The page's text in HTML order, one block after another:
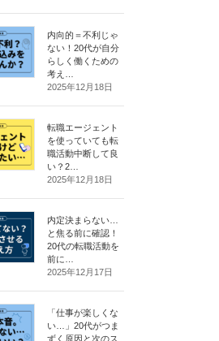
内向的＝不利じゃ
ない！20代が自分
らしく働くための
考え…
2025年12月18日
転職エージェント
を使っていても転
職活動中断して良
い？2…
2025年12月18日
内定決まらない…
と焦る前に確認！
20代の転職活動を
前に…
2025年12月17日
「仕事が楽しくな
い…」20代がつま
ずく原因と次のス